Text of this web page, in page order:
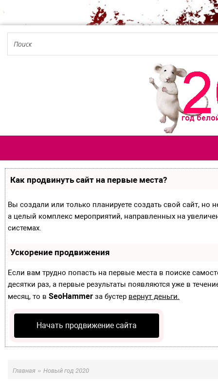
Как продвинуть сайт на первые места?
Вы создали или только планируете создать свой сайт, но
а целый комплекс мероприятий, направленных на
системах.
Ускорение продвижения
Если вам трудно попасть на первые места в поиске
десятки раз, а первые результаты появляются уже в
месяц, то в SeoHammer за бустер вернут деньги.
Начать продвижение сайта
Главная » Новый год 2020